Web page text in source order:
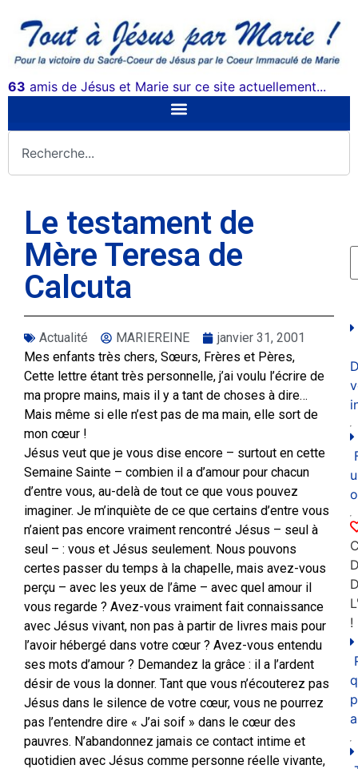
63 amis de Jésus et Marie sur ce site actuellement...
Le testament de
Mère Teresa de
Calcuta
Actualité MARIEREINE
janvier 31, 2001
Mes enfants très chers, Sœurs, Frères et Pères,
Cette lettre étant très personnelle, j’ai voulu l’écrire de
ma propre mains, mais il y a tant de choses à dire…
Mais même si elle n’est pas de ma main, elle sort de
mon cœur !
Jésus veut que je vous dise encore – surtout en cette
Semaine Sainte – combien il a d’amour pour chacun
d’entre vous, au-delà de tout ce que vous pouvez
imaginer. Je m’inquiète de ce que certains d’entre vous
n’aient pas encore vraiment rencontré Jésus – seul à
seul – : vous et Jésus seulement. Nous pouvons
certes passer du temps à la chapelle, mais avez-vous
perçu – avec les yeux de l’âme – avec quel amour il
vous regarde ? Avez-vous vraiment fait connaissance
avec Jésus vivant, non pas à partir de livres mais pour
l’avoir hébergé dans votre cœur ? Avez-vous entendu
ses mots d’amour ? Demandez la grâce : il a l’ardent
désir de vous la donner. Tant que vous n’écouterez pas
Jésus dans le silence de votre cœur, vous ne pourrez
pas l’entendre dire « J’ai soif » dans le cœur des
pauvres. N’abandonnez jamais ce contact intime et
quotidien avec Jésus comme personne réelle vivante,
!